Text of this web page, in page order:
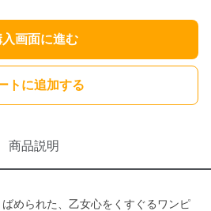
入画面に進む
トに追加する
商品説明
められた、乙女心をくすぐるワンピ